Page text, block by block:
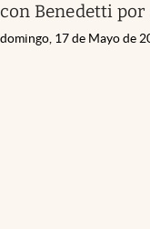
con Benedetti por
domingo, 17 de Mayo de